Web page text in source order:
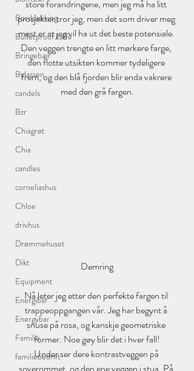
Borddekking
Bulletproof kaffe
Bringebær
Bylassen
candels
Bzr
Chiagrøt
Chia
candles
corneliashus
Chloe
drivhus
Drømmehuset
Dikt
Equipment
Energibar
Energybar
Familie
familiebedrift
store forandringene, men jeg må ha litt
prosjekter tror jeg, men det som driver meg
mest er at jeg vil ha ut det beste potensiale.
Den veggen trengte en litt mørkere farge,
den flotte utsikten kommer tydeligere
frem, og den blå fjorden blir enda vakrere
med den grå fargen.
Demring
Nå leter jeg etter den perfekte fargen til
trappeoppgangen vår. Jeg har begynt å
snuse på rosa, og kanskje geometriske
former. Noe gøy blir det i hver fall!
Under ser dere kontrastveggen på